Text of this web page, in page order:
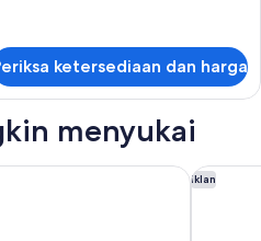
ketersediaan dan harga
menyukai
Iklan
citizenM